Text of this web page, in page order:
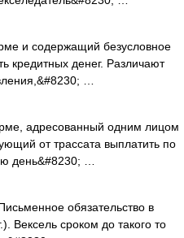
и содержащий безусловное
кредитных денег. Различают
…
адресованный одним лицом
от трассата выплатить по
день&#8230; …
обязательство в
Вексель сроком до такого то